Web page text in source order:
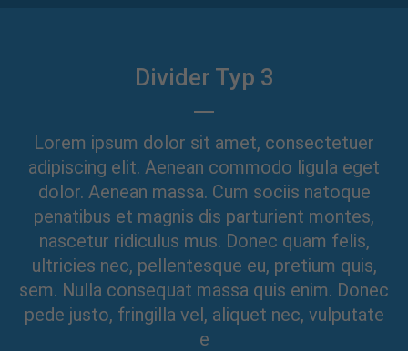
Divider Typ 3
Lorem ipsum dolor sit amet, consectetuer
adipiscing elit. Aenean commodo ligula eget
dolor. Aenean massa. Cum sociis natoque
penatibus et magnis dis parturient montes,
nascetur ridiculus mus. Donec quam felis,
ultricies nec, pellentesque eu, pretium quis,
sem. Nulla consequat massa quis enim. Donec
pede justo, fringilla vel, aliquet nec, vulputate
e